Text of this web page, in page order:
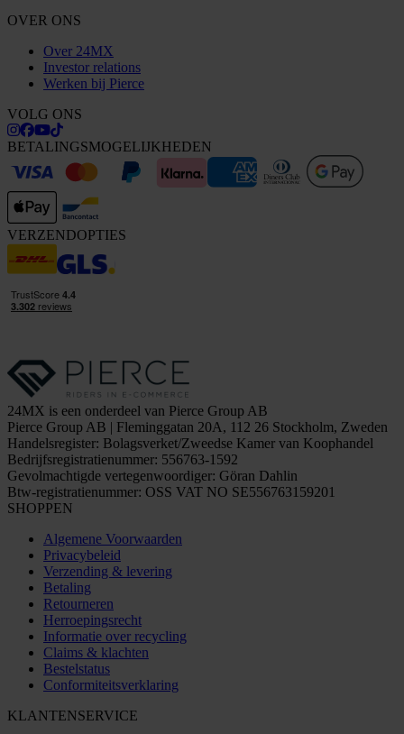
OVER ONS
Over 24MX
Investor relations
Werken bij Pierce
VOLG ONS
BETALINGSMOGELIJKHEDEN
VERZENDOPTIES
24MX is een onderdeel van Pierce Group AB
Pierce Group AB | Fleminggatan 20A, 112 26 Stockholm, Zweden
Handelsregister: Bolagsverket/Zweedse Kamer van Koophandel
Bedrijfsregistratienummer: 556763-1592
Gevolmachtigde vertegenwoordiger: Göran Dahlin
Btw-registratienummer: OSS VAT NO SE556763159201
SHOPPEN
Algemene Voorwaarden
Privacybeleid
Verzending & levering
Betaling
Retourneren
Herroepingsrecht
Informatie over recycling
Claims & klachten
Bestelstatus
Conformiteitsverklaring
KLANTENSERVICE